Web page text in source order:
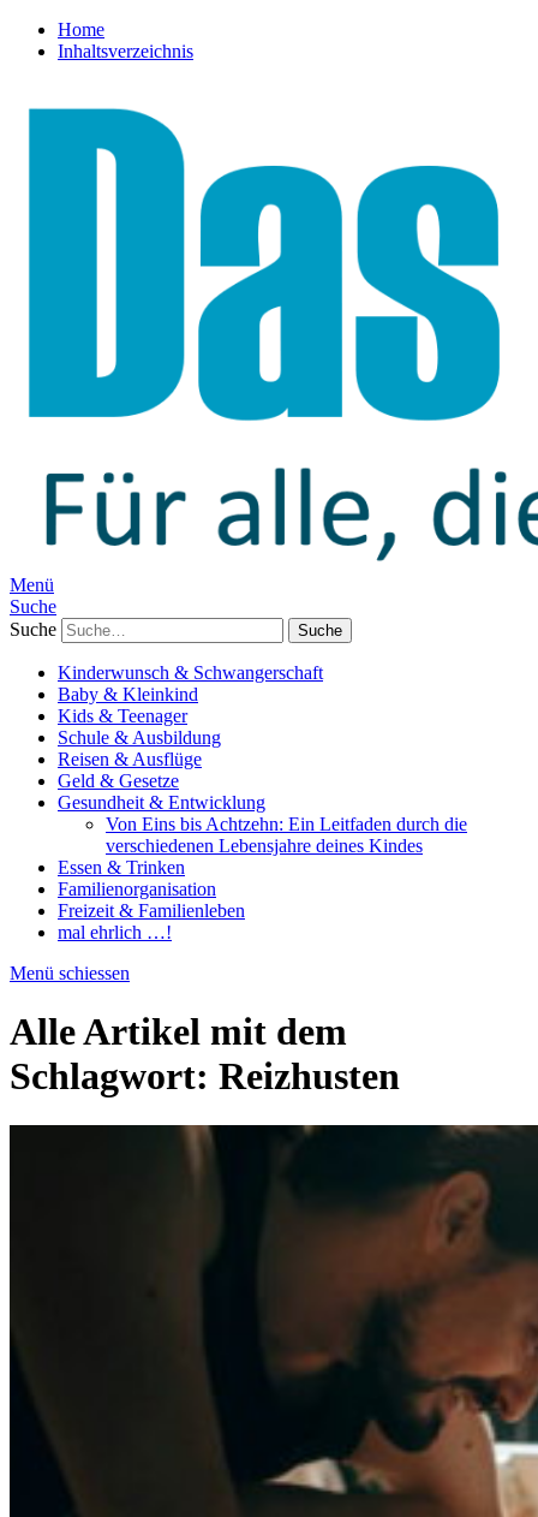
Home
Inhaltsverzeichnis
Menü
Suche
Suche
Kinderwunsch & Schwangerschaft
Baby & Kleinkind
Kids & Teenager
Schule & Ausbildung
Reisen & Ausflüge
Geld & Gesetze
Gesundheit & Entwicklung
Von Eins bis Achtzehn: Ein Leitfaden durch die
verschiedenen Lebensjahre deines Kindes
Essen & Trinken
Familienorganisation
Freizeit & Familienleben
mal ehrlich …!
Menü schiessen
Alle Artikel mit dem
Schlagwort: Reizhusten